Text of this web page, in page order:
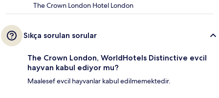
The Crown London Hotel London
Sıkça sorulan sorular
The Crown London, WorldHotels Distinctive evcil
hayvan kabul ediyor mu?
Maalesef evcil hayvanlar kabul edilmemektedir.